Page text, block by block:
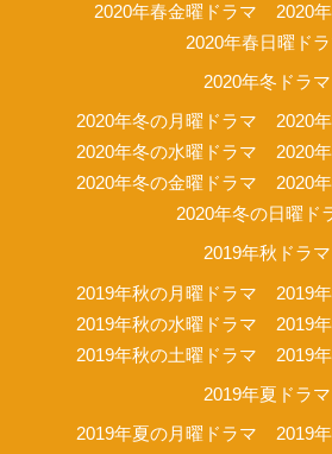
2020年春金曜ドラマ
2020
2020年春日曜ド
2020年冬ドラマ
2020年冬の月曜ドラマ
2020
2020年冬の水曜ドラマ
2020
2020年冬の金曜ドラマ
2020
2020年冬の日曜ド
2019年秋ドラマ
2019年秋の月曜ドラマ
2019
2019年秋の水曜ドラマ
2019
2019年秋の土曜ドラマ
2019
2019年夏ドラマ
2019年夏の月曜ドラマ 2019